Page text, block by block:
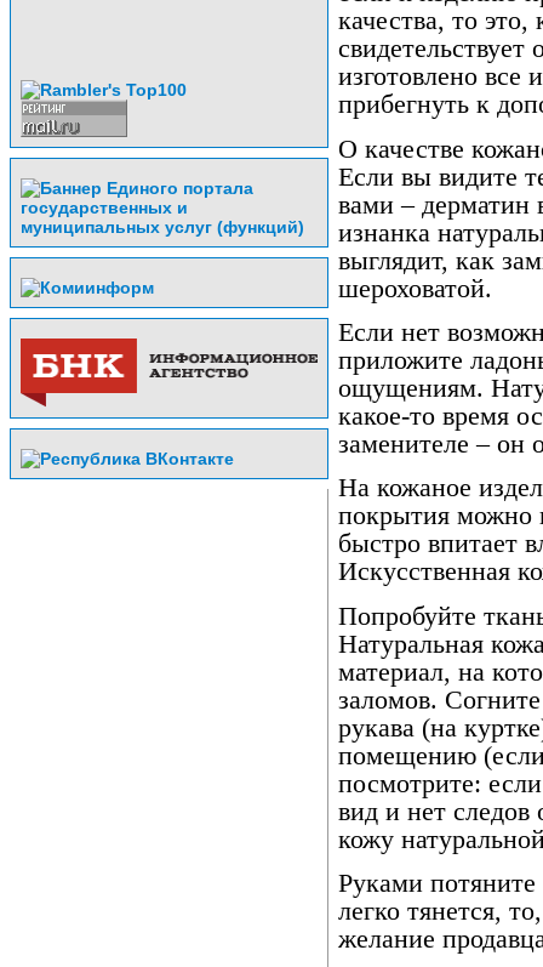
качества, то
изготовлено
прибегнуть к
О качестве
Если вы видите
вами – дерматин
изнанка
выглядит, как
шероховатой.
Если нет
приложите
ощущениям.
какое-то время
заменителе – он
На кожаное
покрытия можно
быстро впитает
Искусственная
Попробуйте
Натуральная
материал, на
заломов.
рукава (на
помещению (если
посмотрите:
вид и нет следов
кожу
Руками
легко тянется,
желание